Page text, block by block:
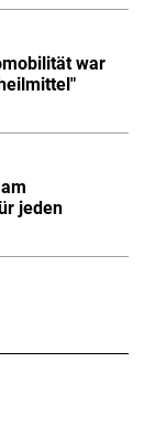
war
jeden